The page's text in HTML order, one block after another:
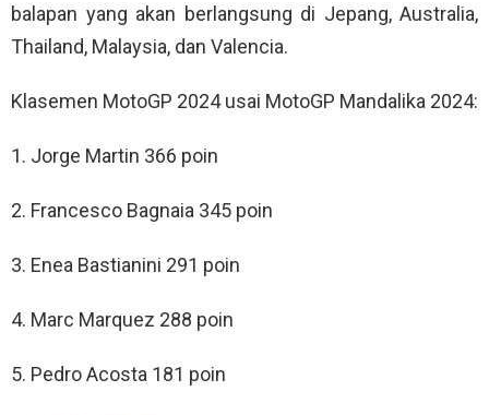
balapan yang akan berlangsung di Jepang, Australia,
Thailand, Malaysia, dan Valencia.
Klasemen MotoGP 2024 usai MotoGP Mandalika 2024:
1. Jorge Martin 366 poin
2. Francesco Bagnaia 345 poin
3. Enea Bastianini 291 poin
4. Marc Marquez 288 poin
5. Pedro Acosta 181 poin